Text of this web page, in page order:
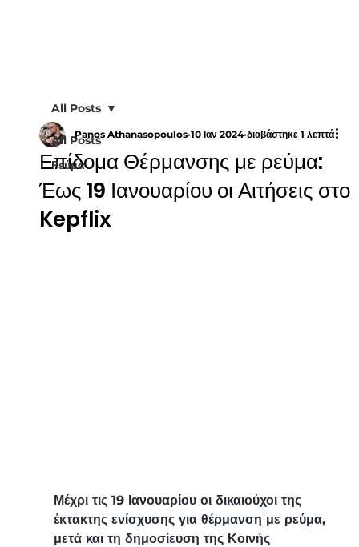
All Posts
Ρεύμα
All Posts
Επίδομα Θέρμανσης με ρεύμα:
Έως 19 Ιανουαρίου οι Αιτήσεις στο
Kepflix
Panos Athanasopoulos 10 Ιαν 2024 διαβάστηκε 1 λεπτά
Μέχρι τις 19 Ιανουαρίου οι δικαιούχοι της
έκτακτης ενίσχυσης για θέρμανση με ρεύμα,
μετά και τη δημοσίευση της Κοινής